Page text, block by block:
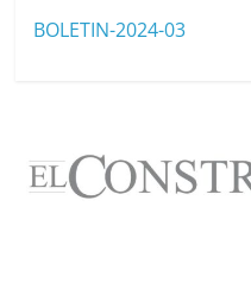
BOLETIN-2024-03